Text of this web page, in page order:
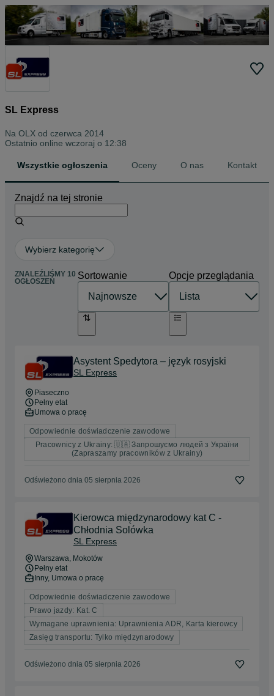
SL Express
Na OLX od czerwca 2014
Ostatnio online wczoraj o 12:38
Wszystkie ogłoszenia Oceny O nas Kontakt
Znajdź na tej stronie
Wybierz kategorię
ZNALEŹLIŚMY 10
OGŁOSZEŃ
Sortowanie Opcje przeglądania
Asystent Spedytora – język rosyjski
SL Express
Piaseczno
Pełny etat
Umowa o pracę
Odpowiednie doświadczenie zawodowe
Pracownicy z Ukrainy: 🇺🇦 Запрошуємо людей з України
(Zapraszamy pracowników z Ukrainy)
Odświeżono dnia 05 sierpnia 2026
Kierowca międzynarodowy kat C -
Chłodnia Solówka
SL Express
Warszawa, Mokotów
Pełny etat
Inny, Umowa o pracę
Odpowiednie doświadczenie zawodowe
Prawo jazdy: Kat. C
Wymagane uprawnienia: Uprawnienia ADR, Karta kierowcy
Zasięg transportu: Tylko międzynarodowy
Odświeżono dnia 05 sierpnia 2026